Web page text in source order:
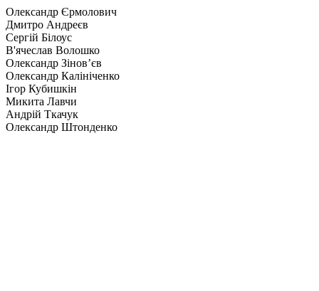
Олександр Єрмолович
Дмитро Андреєв
Сергій Білоус
В'ячеслав Волошко
Олександр Зінов’єв
Олександр Калiнiченко
Ігор Кубишкін
Микита Лавчи
Андрій Ткачук
Олександр Штонденко